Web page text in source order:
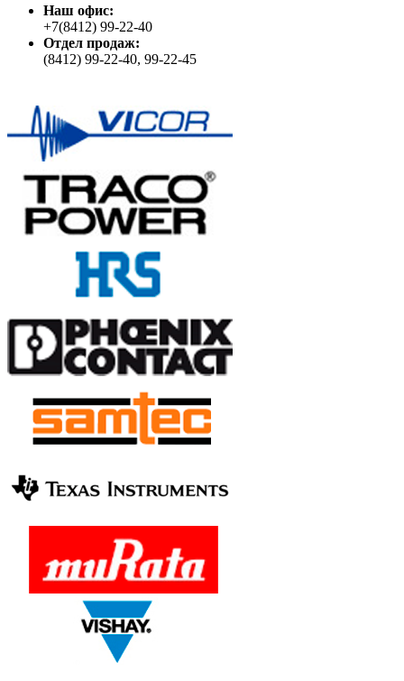
Наш офис:
+7(8412) 99-22-40
Отдел продаж:
(8412) 99-22-40, 99-22-45